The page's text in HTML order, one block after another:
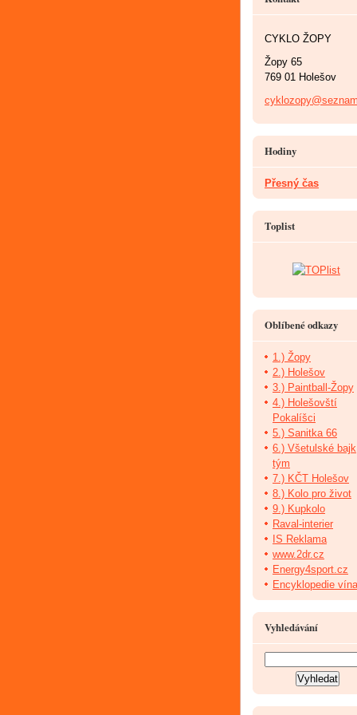
CYKLO ŽOPY
Žopy 65
769 01 Holešov
Hodiny
Přesný čas
Toplist
Oblíbené odkazy
1.) Žopy
2.) Holešov
3.) Paintball-Žopy
4.) Holešovští
Pokalíšci
5.) Sanitka 66
6.) Všetulské bajk
tým
7.) KČT Holešov
8.) Kolo pro život
9.) Kupkolo
Raval-interier
IS Reklama
www.2dr.cz
Energy4sport.cz
Encyklopedie vína
Vyhledávání